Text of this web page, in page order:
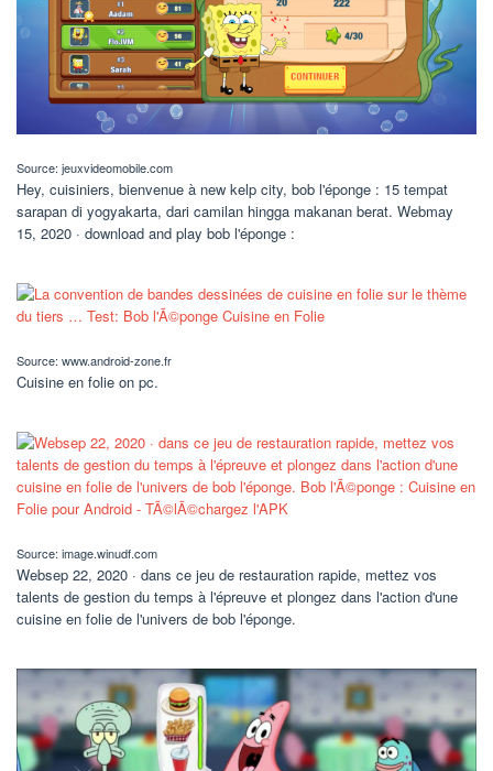
Source: jeuxvideomobile.com
Hey, cuisiniers, bienvenue à new kelp city, bob l'éponge : 15 tempat
sarapan di yogyakarta, dari camilan hingga makanan berat. Webmay
15, 2020 · download and play bob l'éponge :
Source: www.android-zone.fr
Cuisine en folie on pc.
Source: image.winudf.com
Websep 22, 2020 · dans ce jeu de restauration rapide, mettez vos
talents de gestion du temps à l'épreuve et plongez dans l'action d'une
cuisine en folie de l'univers de bob l'éponge.